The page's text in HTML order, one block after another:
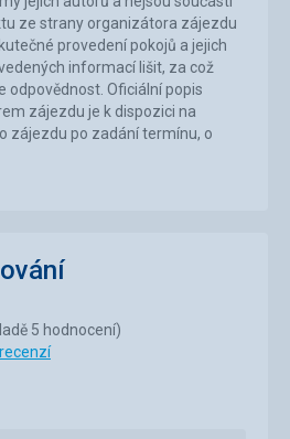
ze strany organizátora zájezdu
provedení pokojů a jejich
informací lišit, za což
odpovědnost. Oficiální popis
zájezdu je k dispozici na
zájezdu po zadání termínu, o
5 hodnocení)